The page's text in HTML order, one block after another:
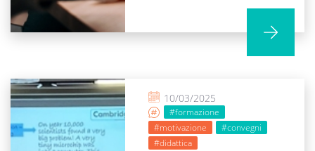
10/03/2025
#formazione
#motivazione
#convegni
#didattica